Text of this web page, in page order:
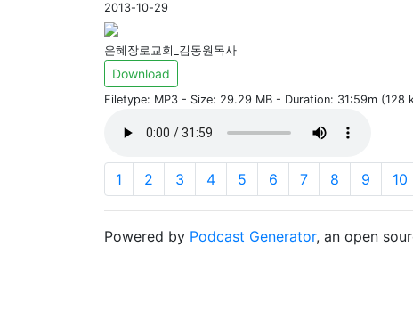
2013-10-29
은혜장로교회_김동원목사
Download
Filetype: MP3 - Size: 29.29 MB - Duration: 31:59m (128
1 2 3 4 5 6 7 8 9 10
Powered by Podcast Generator, an open